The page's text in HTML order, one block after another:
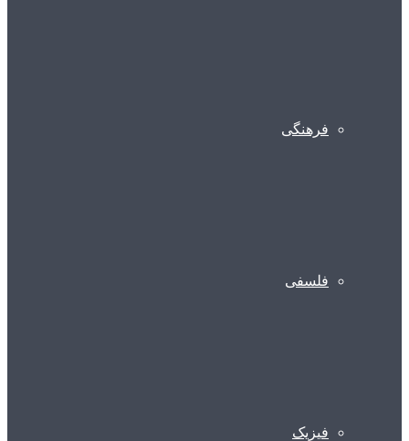
فرهنگی
فلسفی
فیزیک